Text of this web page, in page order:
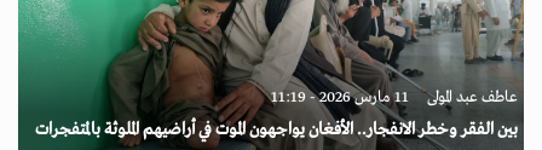
عاطف عبد المولى 11 مارس 2026 - 11:19
بين الفقر وخطر الانفجار.. الأفغان يواجهون الموت في أراضيهم الملوثة بالمتفجرات